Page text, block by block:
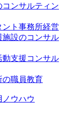
コンサルティン
ント事務所経営
施設のコンサル
動支援コンサル
の職員教育
ノウハウ